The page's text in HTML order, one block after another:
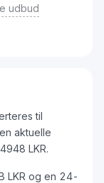
udbud
til
aktuelle
LKR.
LKR og en 24-